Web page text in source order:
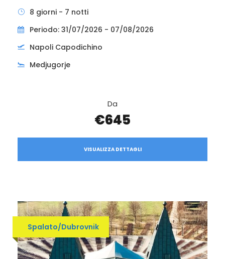
8 giorni - 7 notti
Periodo: 31/07/2026 - 07/08/2026
Napoli Capodichino
Medjugorje
Da
€645
VISUALIZZA DETTAGLI
Spalato/Dubrovnik